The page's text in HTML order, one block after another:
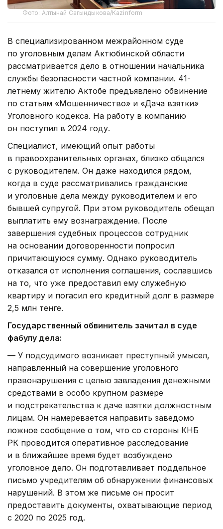
Фото: Алтынай Сагындыкова/Kazinform
В специализированном межрайонном суде
по уголовным делам Актюбинской области
рассматривается дело в отношении начальника
службы безопасности частной компании. 41-
летнему жителю Актобе предъявлено обвинение
по статьям «Мошенничество» и «Дача взятки»
Уголовного кодекса. На работу в компанию
он поступил в 2024 году.
Специалист, имеющий опыт работы
в правоохранительных органах, близко общался
с руководителем. Он даже находился рядом,
когда в суде рассматривались гражданские
и уголовные дела между руководителем и его
бывшей супругой. При этом руководитель обещал
выплатить ему вознаграждение. После
завершения судебных процессов сотрудник
на основании договоренности попросил
причитающуюся сумму. Однако руководитель
отказался от исполнения соглашения, сославшись
на то, что уже предоставил ему служебную
квартиру и погасил его кредитный долг в размере
2,5 млн тенге.
Государственный обвинитель зачитал в суде
фабулу дела:
— У подсудимого возникает преступный умысел,
направленный на совершение уголовного
правонарушения с целью завладения денежными
средствами в особо крупном размере
и подстрекательства к даче взятки должностным
лицам. Он намеревается направить заведомо
ложное сообщение о том, что со стороны КНБ
РК проводится оперативное расследование
и в ближайшее время будет возбуждено
уголовное дело. Он подготавливает поддельное
письмо учредителям об обнаружении финансовых
нарушений. В этом же письме он просит
предоставить документы, охватывающие период
с 2020 по 2025 год.